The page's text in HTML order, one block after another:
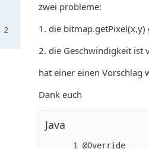
2
zwei probleme:
1. die
2. die Geschwindigkeit ist
hat einer einen Vorschlag
Dank euch
Java